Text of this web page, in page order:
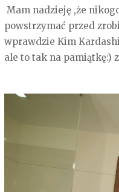
Mam nadzieję ,że
powstrzymać przed
wprawdzie Kim
ale to tak na pamiątkę:)